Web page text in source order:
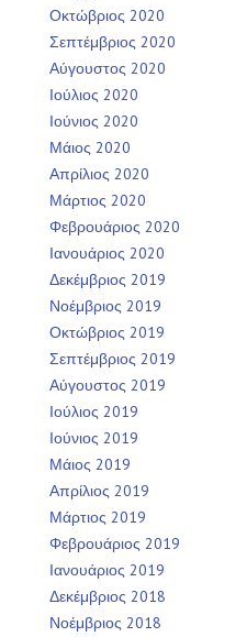
Οκτώβριος 2020
Σεπτέμβριος 2020
Αύγουστος 2020
Ιούλιος 2020
Ιούνιος 2020
Μάιος 2020
Απρίλιος 2020
Μάρτιος 2020
Φεβρουάριος 2020
Ιανουάριος 2020
Δεκέμβριος 2019
Νοέμβριος 2019
Οκτώβριος 2019
Σεπτέμβριος 2019
Αύγουστος 2019
Ιούλιος 2019
Ιούνιος 2019
Μάιος 2019
Απρίλιος 2019
Μάρτιος 2019
Φεβρουάριος 2019
Ιανουάριος 2019
Δεκέμβριος 2018
Νοέμβριος 2018